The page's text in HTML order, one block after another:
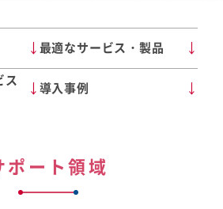
最適なサービス・製品
ス
導入事例
ポート領域